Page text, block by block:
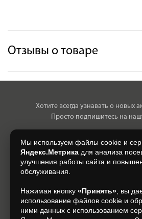
Отзывы о товаре
Хотите всегда узнавать о новых
Просто подпишитесь на
Нажимая на кнопку, я даю свое согласие на
персональных данных, на условиях и для целей,
Подписаться
Мы используем файлы cookie и
Яндекс.Метрика для анализа
улучшения работы сайта и
обслуживания.
Нажимая кнопку «Принять» , вы
использование файлов cookie и
ними данных с использованием